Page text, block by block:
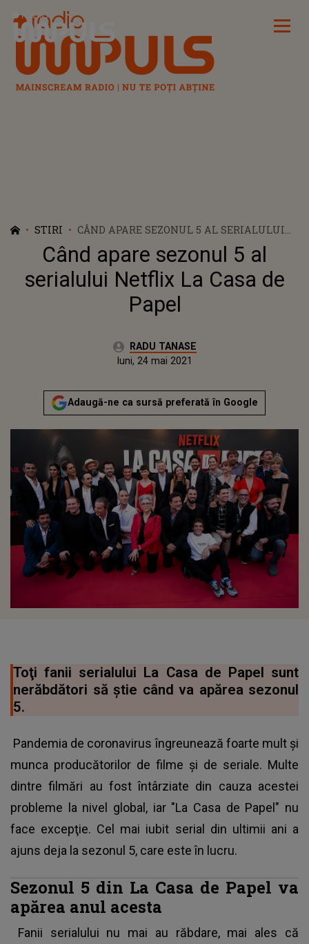
Radio Impuls
STIRI
CÂND APARE SEZONUL 5 AL SERIALULUI
NETFLIX LA CASA DE PAPEL
Când apare sezonul 5 al
serialului Netflix La Casa de
Papel
Autor:RADU TANASE
Actualizat:
luni, 24 mai 2021
Adaugă-ne ca sursă preferată în Google
Toţi fanii serialului La Casa de Papel sunt
nerăbdători să ştie când va apărea sezonul
5.
Pandemia de coronavirus îngreunează foarte mult şi
munca producătorilor de filme şi de seriale. Multe
dintre filmări au fost întârziate din cauza acestei
probleme la nivel global, iar "La Casa de Papel" nu
face excepţie. Cel mai iubit serial din ultimii ani a
ajuns deja la sezonul 5, care este în lucru.
Sezonul 5 din La Casa de Papel va
apărea anul acesta
Fanii serialului nu mai au răbdare, mai ales că